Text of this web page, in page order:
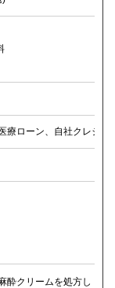
療ローン、自社クレジッ
酔クリームを処方し